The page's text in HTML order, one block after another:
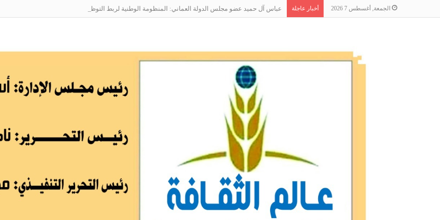
الجمعة, أغسطس 7 2026 أخبار عاجلة عباس آل حميد عضو مجلس الدولة العماني: المنظومة الوطنية لربط التوظيف بالمهارات تعالج البطالة من